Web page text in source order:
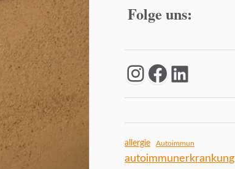
Folge uns:
allergie Autoimmun
autoimmunerkrankung